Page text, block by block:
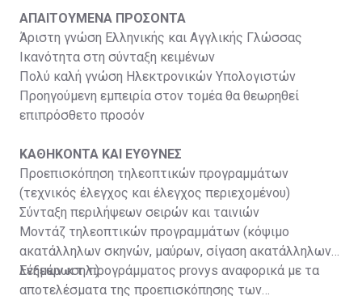
ΑΠΑΙΤΟΥΜΕΝΑ ΠΡΟΣΟΝΤΑ
Άριστη γνώση Ελληνικής και Αγγλικής Γλώσσας
Ικανότητα στη σύνταξη κειμένων
Πολύ καλή γνώση Ηλεκτρονικών Υπολογιστών
Προηγούμενη εμπειρία στον τομέα θα θεωρηθεί
επιπρόσθετο προσόν
ΚΑΘΗΚΟΝΤΑ ΚΑΙ ΕΥΘΥΝΕΣ
Προεπισκόπηση τηλεοπτικών προγραμμάτων
(τεχνικός έλεγχος και έλεγχος περιεχομένου)
Σύνταξη περιλήψεων σειρών και ταινιών
Μοντάζ τηλεοπτικών προγραμμάτων (κόψιμο
ακατάλληλων σκηνών, μαύρων, σίγαση ακατάλληλων
λέξεων κ.τ.λ.)
Ενημέρωση προγράμματος provys αναφορικά με τα
αποτελέσματα της προεπισκόπησης των